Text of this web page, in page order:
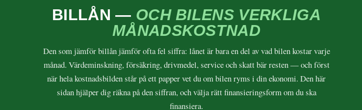
BILLÅN — OCH BILENS VERKLIGA
MÅNADSKOSTNAD
Den som jämför billån jämför ofta fel siffra: lånet är bara en del av vad bilen kostar varje
månad. Värdeminskning, försäkring, drivmedel, service och skatt bär resten — och först
när hela kostnadsbilden står på ett papper vet du om bilen ryms i din ekonomi. Den här
sidan hjälper dig räkna på den siffran, och välja rätt finansieringsform om du ska
finansiera.